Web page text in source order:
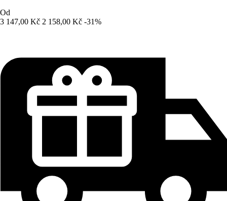
Od
3 147,00 Kč 2 158,00 Kč -31%